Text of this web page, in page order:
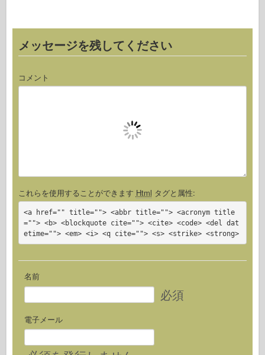
メッセージを残してください
コメント
これらを使用することができます Html タグと属性:
<a href="" title=""> <abbr title=""> <acronym title
=""> <b> <blockquote cite=""> <cite> <code> <del dat
etime=""> <em> <i> <q cite=""> <s> <strike> <strong>
名前
必須
電子メール